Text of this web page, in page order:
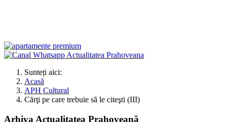
Sunteți aici:
Acasă
APH Cultural
Cărţi pe care trebuie să le citeşti (III)
Arhiva Actualitatea Prahoveană